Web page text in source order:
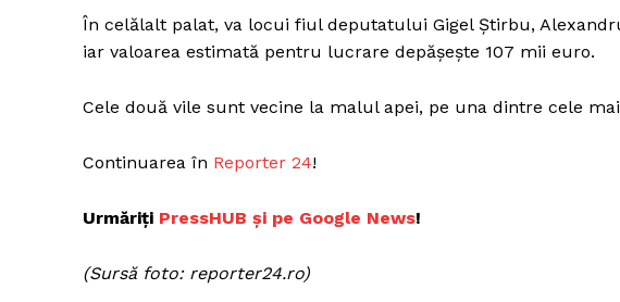
FREEDOM HOUSE
ROMÂNIA
În celălalt palat, va locui fiul deputatului Gigel Știrbu,
iar valoarea estimată pentru lucrare depășește 107 mii euro.
Cele două vile sunt vecine la malul apei, pe una dintre cele
Continuarea în Reporter 24!
Urmăriți PressHUB și pe Google News!
(Sursă foto: reporter24.ro)